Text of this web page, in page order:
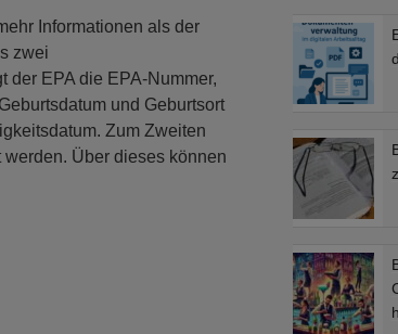
Informationen als der
zwei
der EPA die EPA-Nummer,
und Geburtsort
Zum Zweiten
Über dieses können